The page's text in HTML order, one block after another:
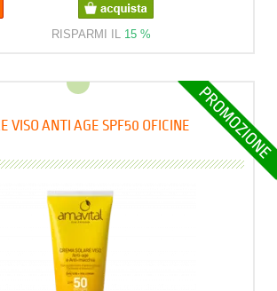
RISPARMI IL 15 %
VISO ANTI AGE SPF50 OFICINE